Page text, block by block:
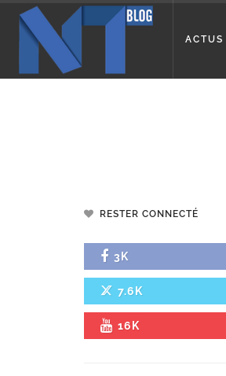
ACTUS
RESTER CONNECTÉ
3K
7.6K
16K